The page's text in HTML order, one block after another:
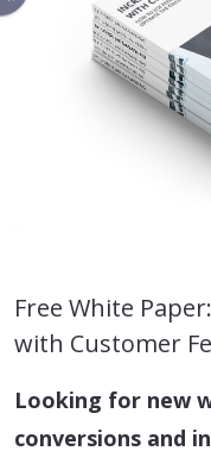
Free White
with Customer
Looking for new
conversions and